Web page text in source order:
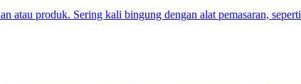
atau produk. Sering kali bingung dengan alat pemasaran, seperti